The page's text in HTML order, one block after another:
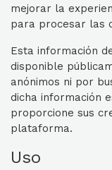
mejorar la
para procesar las
Esta información
disponible
anónimos ni por
dicha información
proporcione sus
plataforma.
Uso